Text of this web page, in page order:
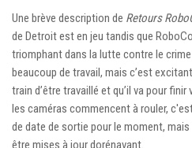
Une brève description de Retours
de Detroit est en jeu tandis que
triomphant dans la lutte contre le
beaucoup de travail, mais c’est
train d’être travaillé et qu’il va pour
les caméras commencent à rouler,
de date de sortie pour le moment,
être mises à jour dorénavant.